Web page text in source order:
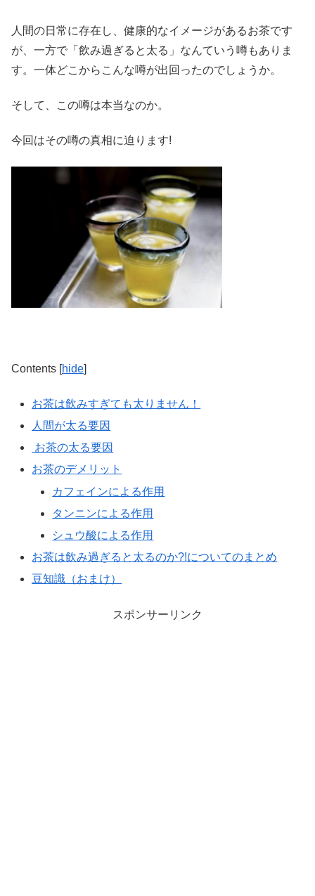
人間の日常に存在し、健康的なイメージがあるお茶です
が、一方で「飲み過ぎると太る」なんていう噂もありま
す。一体どこからこんな噂が出回ったのでしょうか。
そして、この噂は本当なのか。
今回はその噂の真相に迫ります!
Contents [hide]
お茶は飲みすぎても太りません！
人間が太る要因
お茶の太る要因
お茶のデメリット
カフェインによる作用
タンニンによる作用
シュウ酸による作用
お茶は飲み過ぎると太るのか?!についてのまとめ
豆知識（おまけ）
スポンサーリンク